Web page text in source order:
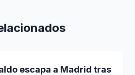
escapa a Madrid tras